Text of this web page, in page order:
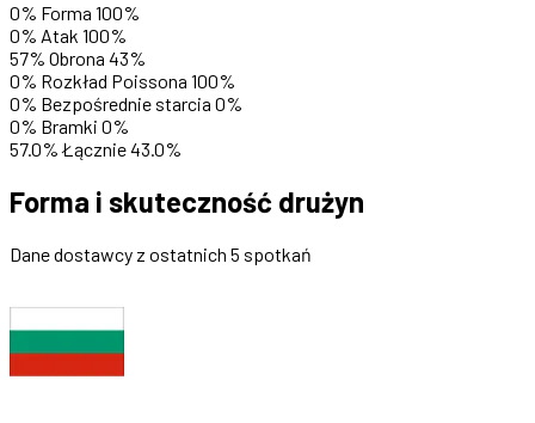
0% Forma 100%
0% Atak 100%
57% Obrona 43%
0% Rozkład Poissona 100%
0% Bezpośrednie starcia 0%
0% Bramki 0%
57.0% Łącznie43.0%
Forma i skuteczność drużyn
Dane dostawcy z ostatnich 5 spotkań